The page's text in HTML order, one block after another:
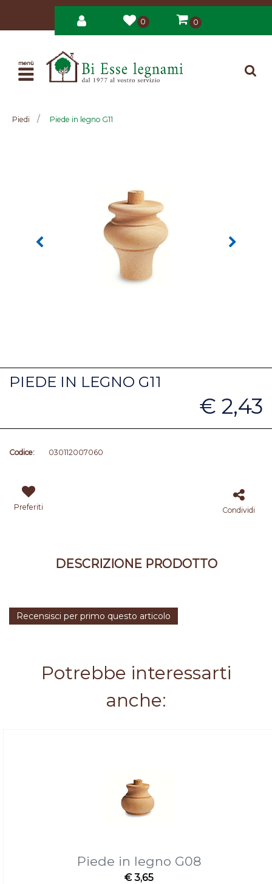
0 0
Open
Piedi Piede in legno G11
PIEDE IN LEGNO G11
€ 2,43
Codice: 030112007060
Preferiti Condividi
DESCRIZIONE PRODOTTO
Recensisci per primo questo articolo
Potrebbe interessarti
anche:
Piede in legno G08
€ 3,65